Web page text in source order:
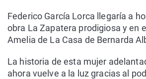
Federico García Lorca llegaría a
obra La Zapatera prodigiosa y en
Amelia de La Casa de Bernarda
La historia de esta mujer
ahora vuelve a la luz gracias al